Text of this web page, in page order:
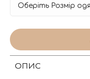
ОПИС